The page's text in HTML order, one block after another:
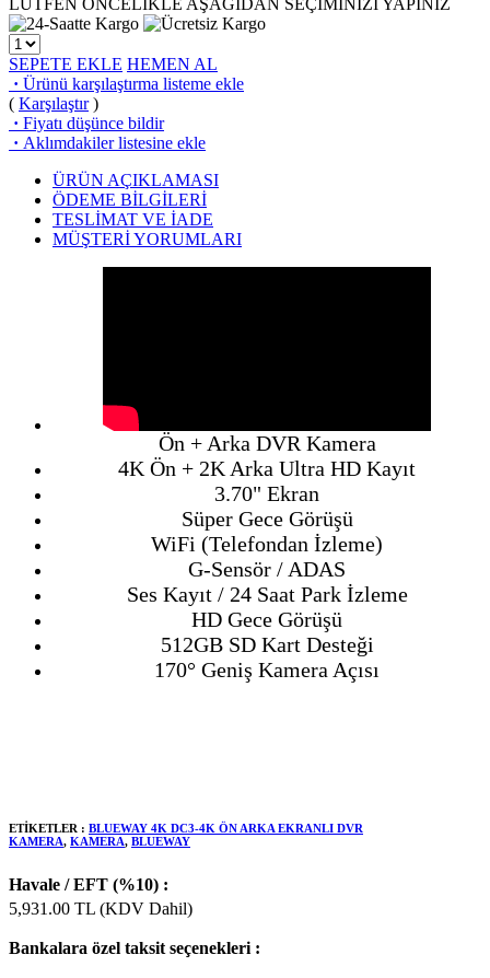
LÜTFEN ÖNCELİKLE AŞAĞIDAN SEÇİMİNİZİ YAPINIZ
SEPETE EKLE HEMEN AL
· Ürünü karşılaştırma listeme ekle
( Karşılaştır)
· Fiyatı düşünce bildir
· Aklımdakiler listesine ekle
ÜRÜN AÇIKLAMASI
ÖDEME BİLGİLERİ
TESLİMAT VE İADE
MÜŞTERİ YORUMLARI
Ön + Arka DVR Kamera
4K Ön + 2K Arka Ultra HD Kayıt
3.70" Ekran
Süper Gece Görüşü
WiFi (Telefondan İzleme)
G-Sensör / ADAS
Ses Kayıt / 24 Saat Park İzleme
HD Gece Görüşü
512GB SD Kart Desteği
170° Geniş Kamera Açısı
ETİKETLER : BLUEWAY 4K DC3-4K ÖN ARKA EKRANLI DVR
KAMERA, KAMERA, BLUEWAY
Havale / EFT (%10) :
5,931.00 TL (KDV Dahil)
Bankalara özel taksit seçenekleri :